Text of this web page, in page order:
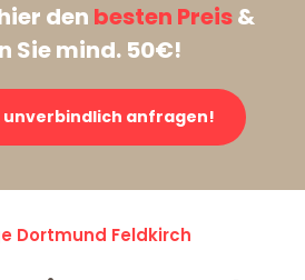
den besten Preis&
Sie mind. 50€!
unverbindlich anfragen!
Dortmund Feldkirch